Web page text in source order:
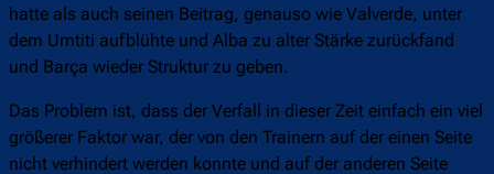
hatte als auch seinen Beitrag, genauso wie Valverde, unter
dem Umtiti aufblühte und Alba zu alter Stärke zurückfand
und Barça wieder Struktur zu geben.
Das Problem ist, dass der Verfall in dieser Zeit einfach ein viel
größerer Faktor war, der von den Trainern auf der einen Seite
nicht verhindert werden konnte und auf der anderen Seite